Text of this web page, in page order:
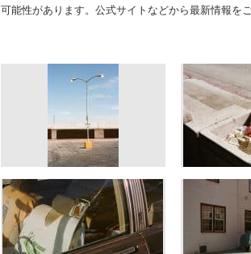
可能性があります。公式サイトなどから最新情報を